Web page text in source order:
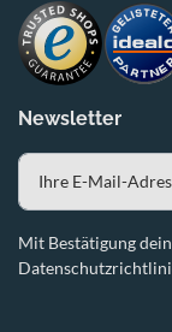
Newsletter
Mit Bestätigung